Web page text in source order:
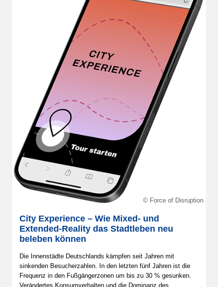
© Force of Disruption
City Experience – Wie Mixed- und
Extended-Reality das Stadtleben neu
beleben können
Die Innenstädte Deutschlands kämpfen seit Jahren mit
sinkenden Besucherzahlen. In den letzten fünf Jahren ist die
Frequenz in den Fußgängerzonen um bis zu 30 % gesunken.
Verändertes Konsumverhalten und die Dominanz des